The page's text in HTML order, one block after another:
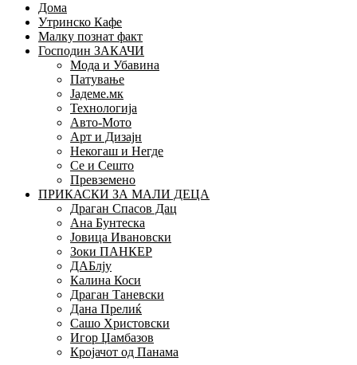
Дома
Утринско Кафе
Малку познат факт
Господин ЗАКАЧИ
Мода и Убавина
Патување
Јадеме.мк
Технологија
Авто-Мото
Арт и Дизајн
Некогаш и Негде
Се и Сешто
Превземено
ПРИКАСКИ ЗА МАЛИ ДЕЦА
Драган Спасов Дац
Ана Бунтеска
Јовица Ивановски
Зоки ПАНКЕР
ДАБлју
Калина Коси
Драган Таневски
Дана Прелиќ
Сашо Христовски
Игор Џамбазов
Кројачот од Панама